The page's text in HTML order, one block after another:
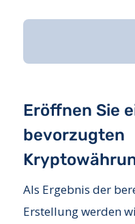
Eröffnen Sie
bevorzugten
Als Ergebnis der
Erstellung werden